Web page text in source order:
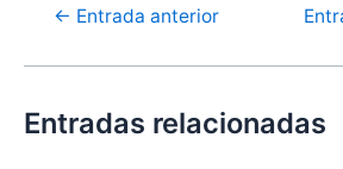
Navegación
entradas
← Entrada anterior
Entradas relacionadas